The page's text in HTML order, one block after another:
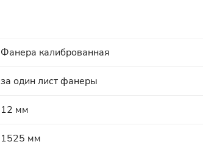
Фанера калиброванная
за один лист фанеры
12 мм
1525 мм